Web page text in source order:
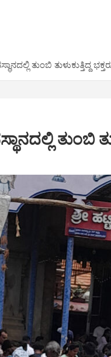
ತುಂಬಿ ತುಳುಕುತ್ತಿದ್ದ
ತುಂಬಿ